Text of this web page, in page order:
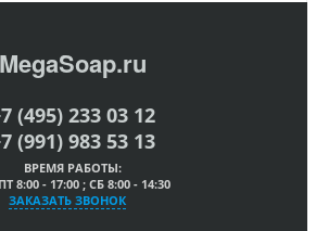
MegaSoap.ru
(495) 233 03 12
(991) 983 53 13
ВРЕМЯ РАБОТЫ:
8:00 - 17:00 ; СБ 8:00 - 14:30
ЗАКАЗАТЬ ЗВОНОК